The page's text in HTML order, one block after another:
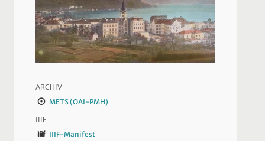
ARCHIV
METS (OAI-PMH)
IIIF
IIIF-Manifest